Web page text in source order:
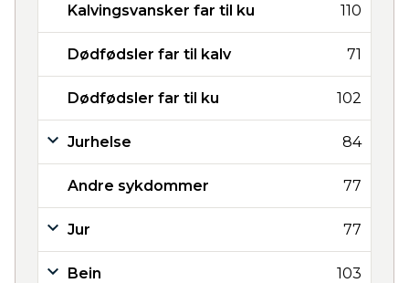
Kalvingsvansker far til ku 110
Dødfødsler far til kalv 71
Dødfødsler far til ku 102
Jurhelse 84
Andre sykdommer 77
Jur 77
Bein 103